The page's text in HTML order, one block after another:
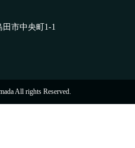
田市中央町1-1
All rights Reserved.